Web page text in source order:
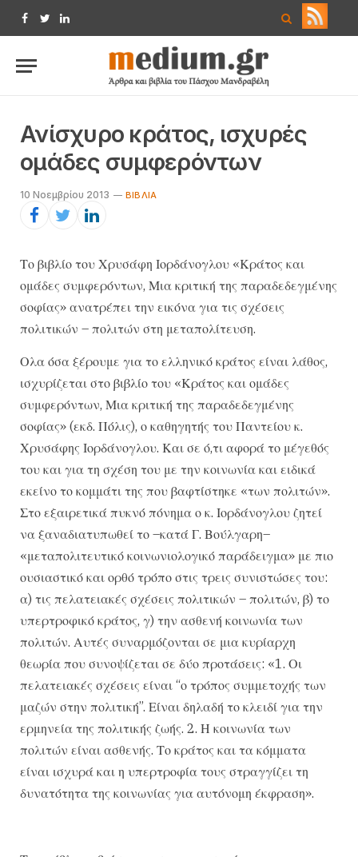
Facebook
TwitterLinkedIn
Ανίσχυρο κράτος, ισχυρές
ομάδες συμφερόντων
10 Νοεμβρίου 2013 ΒΙΒΛΊΑ
Το βιβλίο του Χρυσάφη Ιορδάνογλου «Κράτος και
ομάδες συμφερόντων, Μια κριτική της παραδεδεγμένης
σοφίας» ανατρέπει την εικόνα για τις σχέσεις
πολιτικών – πολιτών στη μεταπολίτευση.
Ολα όσα ξέρουμε για το ελληνικό κράτος είναι λάθος,
ισχυρίζεται στο βιβλίο του «Κράτος και ομάδες
συμφερόντων, Μια κριτική της παραδεδεγμένης
σοφίας» (εκδ. Πόλις), ο καθηγητής του Παντείου κ.
Χρυσάφης Ιορδάνογλου. Και σε ό,τι αφορά το μέγεθός
του και για τη σχέση του με την κοινωνία και ειδικά
εκείνο το κομμάτι της που βαφτίστηκε «των πολιτών».
Στο εξαιρετικά πυκνό πόνημα ο κ. Ιορδάνογλου ζητεί
να ξαναδιατυπωθεί το –κατά Γ. Βούλγαρη–
«μεταπολιτευτικό κοινωνιολογικό παράδειγμα» με πιο
ουσιαστικό και ορθό τρόπο στις τρεις συνιστώσες του:
α) τις πελατειακές σχέσεις πολιτικών – πολιτών, β) το
υπερτροφικό κράτος, γ) την ασθενή κοινωνία των
πολιτών. Αυτές συναρμόζονται σε μια κυρίαρχη
θεωρία που συνοψίζεται σε δύο προτάσεις: «1. Οι
πελατειακές σχέσεις είναι “ο τρόπος συμμετοχής των
μαζών στην πολιτική”. Είναι δηλαδή το κλειδί για την
ερμηνεία της πολιτικής ζωής. 2. Η κοινωνία των
πολιτών είναι ασθενής. Το κράτος και τα κόμματα
είναι ισχυρά και η υπερτροφία τους στραγγίζει τη
δυνατότητα της κοινωνίας για αυτόνομη έκφραση».